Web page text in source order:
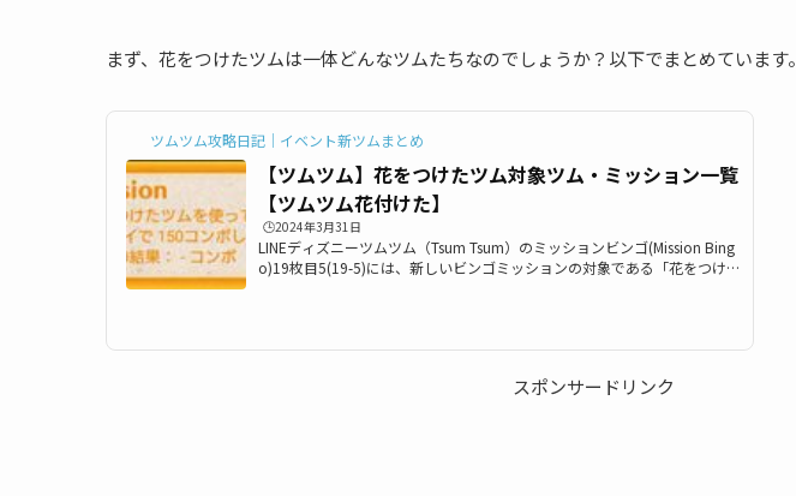
まず、花をつけたツムは一体どんなツムたちなのでしょうか？以下でまとめています。
ツムツム攻略日記｜イベント新ツムまとめ
【ツムツム】花をつけたツム対象ツム・ミッション一覧
【ツムツム花付けた】
🕒️2024年3月31日
LINEディズニーツムツム（Tsum Tsum）のミッションビンゴ(Mission Bing
o)19枚目5(19-5)には、新しいビンゴミッションの対象である「花をつけた
い。ツムツム花をつけたツム一覧花をつけたツムとしてカウントされるの
スポンサードリンク